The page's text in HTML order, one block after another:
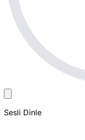
Sesli Dinle